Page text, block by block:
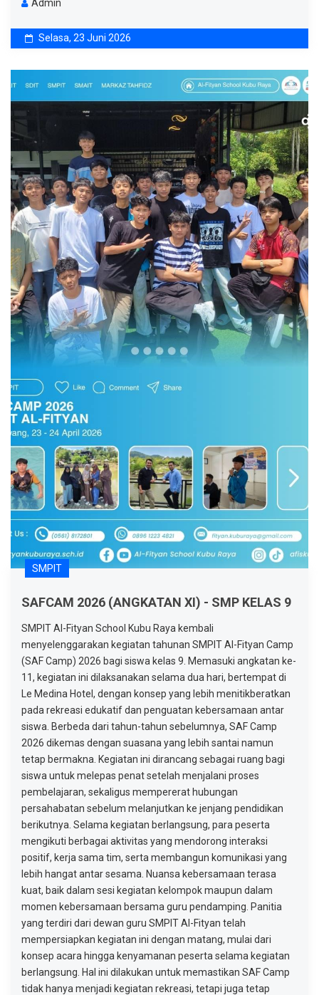
Admin
Selasa, 23 Juni 2026
SMPIT
SAFCAM 2026 (ANGKATAN XI) - SMP KELAS 9
SMPIT Al-Fityan School Kubu Raya kembali
menyelenggarakan kegiatan tahunan SMPIT Al-Fityan Camp
(SAF Camp) 2026 bagi siswa kelas 9. Memasuki angkatan ke-
11, kegiatan ini dilaksanakan selama dua hari, bertempat di
Le Medina Hotel, dengan konsep yang lebih menitikberatkan
pada rekreasi edukatif dan penguatan kebersamaan antar
siswa. Berbeda dari tahun-tahun sebelumnya, SAF Camp
2026 dikemas dengan suasana yang lebih santai namun
tetap bermakna. Kegiatan ini dirancang sebagai ruang bagi
siswa untuk melepas penat setelah menjalani proses
pembelajaran, sekaligus mempererat hubungan
persahabatan sebelum melanjutkan ke jenjang pendidikan
berikutnya. Selama kegiatan berlangsung, para peserta
mengikuti berbagai aktivitas yang mendorong interaksi
positif, kerja sama tim, serta membangun komunikasi yang
lebih hangat antar sesama. Nuansa kebersamaan terasa
kuat, baik dalam sesi kegiatan kelompok maupun dalam
momen kebersamaan bersama guru pendamping. Panitia
yang terdiri dari dewan guru SMPIT Al-Fityan telah
mempersiapkan kegiatan ini dengan matang, mulai dari
konsep acara hingga kenyamanan peserta selama kegiatan
berlangsung. Hal ini dilakukan untuk memastikan SAF Camp
tidak hanya menjadi kegiatan rekreasi, tetapi juga tetap